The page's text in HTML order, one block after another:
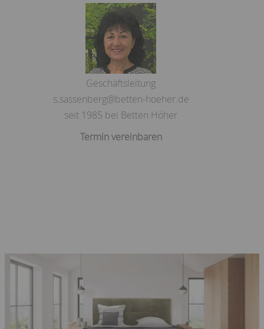
Geschäftsleitung
s.sassenberg@betten-hoeher.de
seit 1985 bei Betten Höher
Termin vereinbaren